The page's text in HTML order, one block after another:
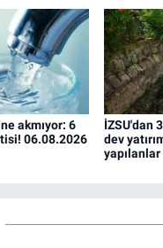
akmıyor: 6
06.08.2026
İZSU'dan
dev
yapılanlar